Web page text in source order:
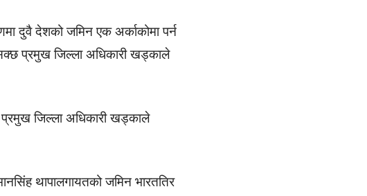
दुवै देशको जमिन एक अर्काकोमा पर्न
प्रमुख जिल्ला अधिकारी खड्काले
जिल्ला अधिकारी खड्काले
थापालगायतको जमिन भारततिर